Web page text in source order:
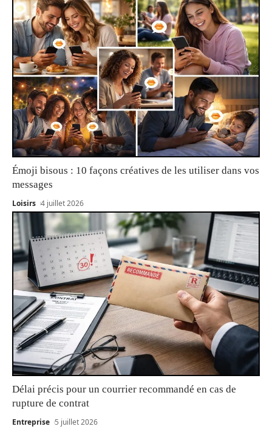
Émoji bisous : 10 façons créatives de les utiliser dans vos
messages
Loisirs 4 juillet 2026
Délai précis pour un courrier recommandé en cas de
rupture de contrat
Entreprise 5 juillet 2026